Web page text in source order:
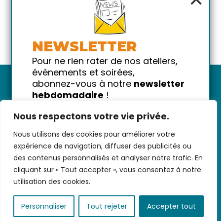
Nous respectons votre vie privée.
Nous utilisons des cookies pour améliorer votre
expérience de navigation, diffuser des publicités ou
des contenus personnalisés et analyser notre trafic. En
cliquant sur « Tout accepter », vous consentez à notre
utilisation des cookies.
Personnaliser Tout rejeter Accepter tout
Nous contacter- CGV/CGU-Données
personnelles-Infos pratiques- FAQ
NEWSLETTER
Pour ne rien rater de nos ateliers,
événements et soirées,
abonnez-vous à notre newsletter
hebdomadaire !
!
Votre email